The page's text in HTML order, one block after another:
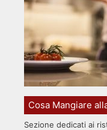
Cosa Mangiare
Sezione dedicati ai